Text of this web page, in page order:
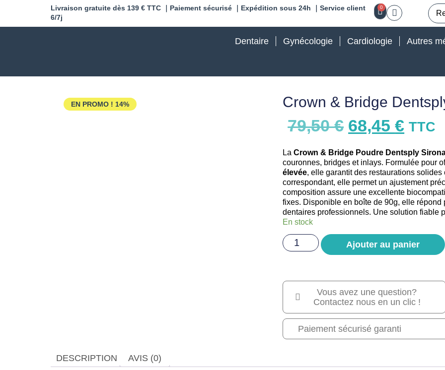
Livraison gratuite dès 139 € TTC ｜Paiement sécurisé ｜Expédition sous 24h ｜Service client
6/7j
0
Dentaire Gynécologie Cardiologie Autres
EN PROMO ! 14% Crown & Bridge
79,50€ 68,45€ TTC
LaCrown & Bridge Poudre Dentsply
couronnes, bridges et inlays. Formulée pour
élevée, elle garantit des restaurations
correspondant, elle permet un ajustement
composition assure une excellente
fixes. Disponible en boîte de 90g, elle
dentaires professionnels. Une solution fiable
En stock
Ajouter au panier
Vous avez une question?
Contactez nous en un clic !
Paiement sécurisé garanti
DESCRIPTION AVIS (0)